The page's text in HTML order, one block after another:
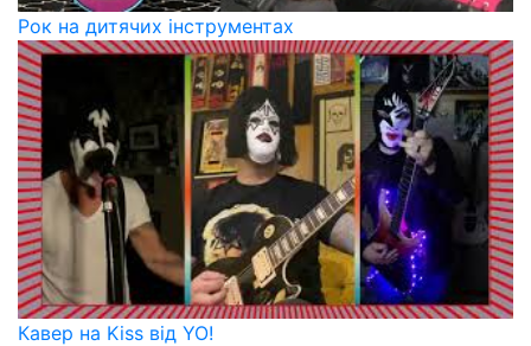
Рок на дитячих інструментах
Кавер на Kiss від YO!